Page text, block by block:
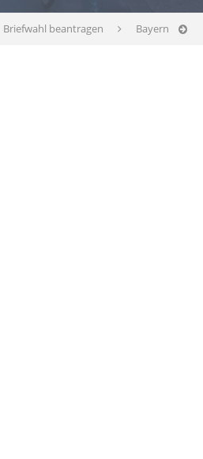
Briefwahl beantragen Bayern